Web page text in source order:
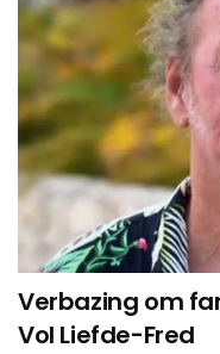
Verbazing om
Vol Liefde-Fred